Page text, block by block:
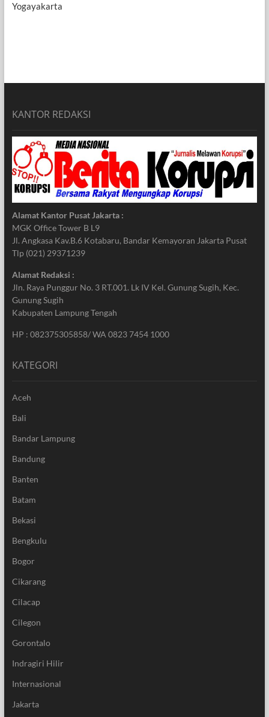
Yogayakarta
KANTOR REDAKSI
Alamat Kantor Pusat Jakarta :
MGK Office Tower B L9
Jl. Angkasa Kav.B.6 Kotabaru, Bandar Kemayoran Jakarta Pusat
Tlp (021) 29371239
Alamat Redaksi :
Jln. Raya Punggur No. 3 RT.001. Lk IV Kel. Gunung Sugih, Kec.
Gunung Sugih
Kabupaten Lampung Tengah
HP : 082375305858/ WA 0823 7454 1000
KATEGORI
Aceh
Bali
Bandar Lampung
Bandung
Banten
Batam
Bekasi
Bengkulu
Bogor
Cikarang
Cilacap
Cilegon
Gorontalo
Indragiri Hilir
Internasional
Jakarta